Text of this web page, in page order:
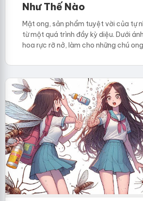
Như Thế Nào
Mật ong, sản phẩm tuyệt vời của tự
từ một quá trình đầy kỳ diệu. Dưới
hoa rực rỡ nở, làm cho những chú